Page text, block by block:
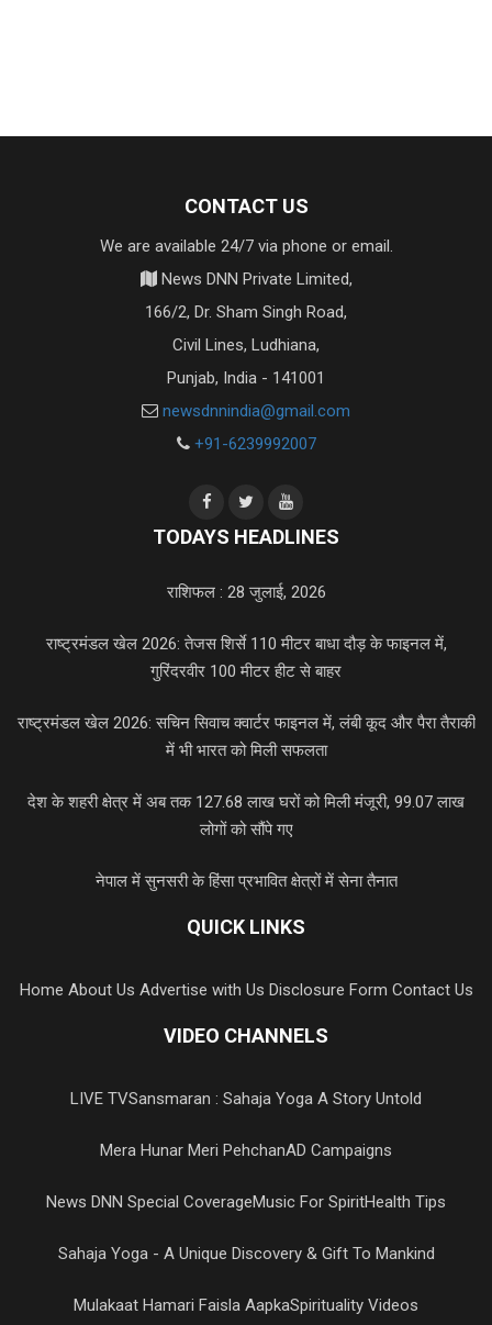
CONTACT US
We are available 24/7 via phone or email.
News DNN Private Limited,
166/2, Dr. Sham Singh Road,
Civil Lines, Ludhiana,
Punjab, India - 141001
newsdnnindia@gmail.com
+91-6239992007
TODAYS HEADLINES
राशिफल : 28 जुलाई, 2026
राष्ट्रमंडल खेल 2026: तेजस शिर्से 110 मीटर बाधा दौड़ के फाइनल में,
गुरिंदरवीर 100 मीटर हीट से बाहर
राष्ट्रमंडल खेल 2026: सचिन सिवाच क्वार्टर फाइनल में, लंबी कूद और पैरा तैराकी
में भी भारत को मिली सफलता
देश के शहरी क्षेत्र में अब तक 127.68 लाख घरों को मिली मंजूरी, 99.07 लाख
लोगों को सौंपे गए
नेपाल में सुनसरी के हिंसा प्रभावित क्षेत्रों में सेना तैनात
QUICK LINKS
Home About Us Advertise with Us Disclosure Form Contact Us
VIDEO CHANNELS
LIVE TVSansmaran : Sahaja Yoga A Story Untold
Mera Hunar Meri PehchanAD Campaigns
News DNN Special CoverageMusic For SpiritHealth Tips
Sahaja Yoga - A Unique Discovery & Gift To Mankind
Mulakaat Hamari Faisla AapkaSpirituality Videos